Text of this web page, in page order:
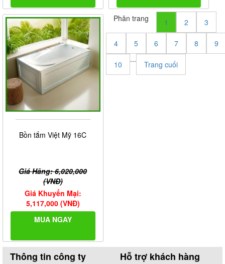
Bồn tắm Việt Mỹ 16C
Giá Hãng: 6,020,000
(VNĐ)
Giá Khuyến Mại:
5,117,000 (VNĐ)
MUA NGAY
Phân trang 1 2 3
4 5 6 7 8 9
10
...
Trang cuối
Thông tin công ty Hỗ trợ khách hàng